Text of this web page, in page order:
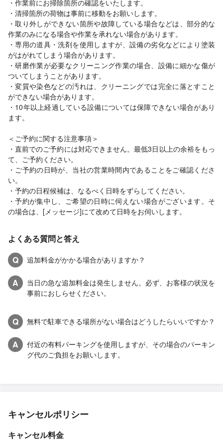
・作業前にお掃除箇所の確認をいたします。
・清掃箇所の荷物は事前に移動をお願いします。
・取り外しができない箇所や故障している場合などは、部分的な
作業のみになる場合や作業を承れない場合があります。
・専用の道具・洗剤を使用しますが、設備の劣化などにより塗装
がはがれてしまう場合があります。
・研磨作業が必要なクリーニング作業の場合、設備に細かな傷が
ついてしまうことがあります。
・変質や染色などの汚れは、クリーニングでは完全に落とすこと
ができない場合があります。
・10年以上経過している設備については保障できない場合があり
ます。
＜ご予約に関する注意事項＞
・直前でのご予約には対応できません。最低3日以上の余裕をもっ
て、ご予約ください。
・ご予約の日時が、当社の営業時間内であることをご確認くださ
い。
・予約の日程候補は、なるべく日時をずらしてください。
・予約が集中し、ご希望の日時に伺えない場合がございます。そ
の場合は、[メッセージ]にて改めて日時をお伺いします。
よくある質問と答え
Q
追加料金がかかる場合がありますか？
A
当日の急な追加料金は発生しません。必ず、お客様の状況を
事前におしらせください。
Q 無料で駐車できる場所がない場合はどうしたらいいですか？
A
付近の有料パーキングを使用しますが、その場合のパーキン
グ代のご負担をお願いします。
キャンセルポリシー
キャンセル料金